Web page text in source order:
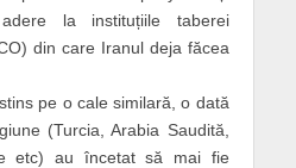
la instituțiile taberei
din care Iranul deja făcea
pe o cale similară, o dată
(Turcia, Arabia Saudită,
etc) au încetat să mai fie